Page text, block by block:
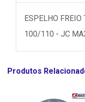
ESPELHO
100/110 - JC
Produtos